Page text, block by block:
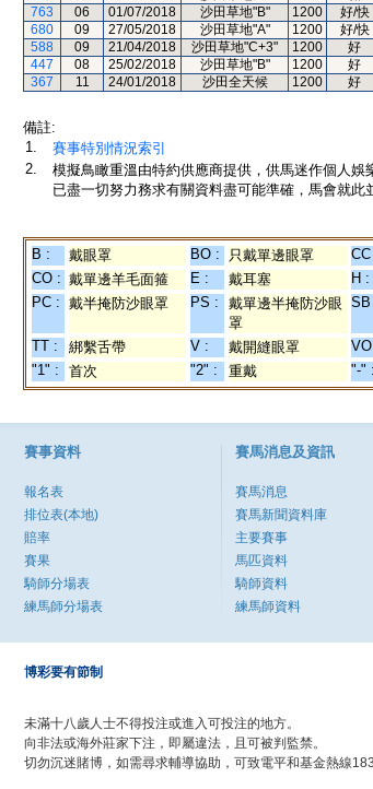
763
06 01/07/2018 沙田草地"B" 1200 好/快
680
09 27/05/2018 沙田草地"A" 1200 好/快
588
09 21/04/2018 沙田草地"C+3" 1200 好
447
08 25/02/2018 沙田草地"B" 1200 好
367
11 24/01/2018 沙田全天候 1200 好
備註:
1.
賽事特別情況索引
2.
模擬鳥瞰重溫由特約供應商提供，供馬迷作個人
已盡一切努力務求有關資料盡可能準確，馬會就此
B : 戴眼罩 BO : 只戴單邊眼罩
CO : 戴單邊羊毛面箍 E : 戴耳塞 H :
PC : 戴半掩防沙眼罩 PS :
戴單邊半掩防沙眼
罩
SB
TT : 綁繫舌帶 V : 戴開縫眼罩
"1" :
首次 "2" : 重戴 "-" :
賽事資料
報名表
排位表(本地)
賠率
賽果
騎師分場表
練馬師分場表
賽馬消息及資訊
賽馬消息
賽馬新聞資料庫
主要賽事
馬匹資料
騎師資料
練馬師資料
博彩要有節制
未滿十八歲人士不得投注或進入可投注的地方。
向非法或海外莊家下注，即屬違法，且可被判監禁。
切勿沉迷賭博，如需尋求輔導協助，可致電平和基金熱線